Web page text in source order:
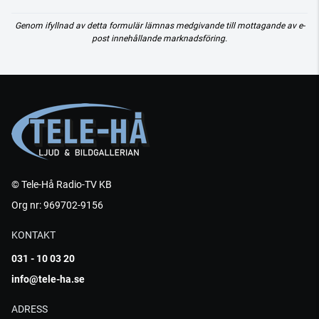
Genom ifyllnad av detta formulär lämnas medgivande till mottagande av e-
post innehållande marknadsföring.
© Tele-Hå Radio-TV KB
Org nr: 969702-9156
KONTAKT
031 - 10 03 20
info@tele-ha.se
ADRESS